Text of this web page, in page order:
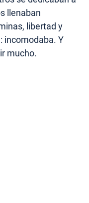
llenaban
libertad y
incomodaba. Y
mucho.